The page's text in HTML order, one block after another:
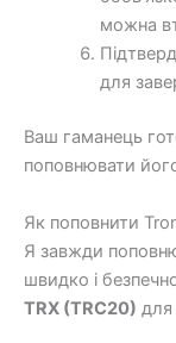
можна
для
Ваш гаманець
поповнювати
Як поповнити
Я завжди
швидко і
TRX (TRC20) для